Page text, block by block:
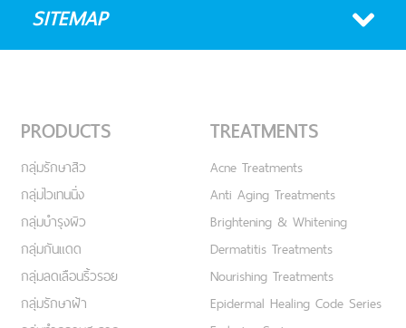
SITEMAP
PRODUCTS
กลุ่มรักษาสิว
กลุ่มไวเทนนิ่ง
กลุ่มบำรุงผิว
กลุ่มกันแดด
กลุ่มลดเลือนริ้วรอย
กลุ่มรักษาฝ้า
TREATMENTS
Acne Treatments
Anti Aging Treatments
Brightening & Whitening
Dermatitis Treatments
Nourishing Treatments
Epidermal Healing Code Series